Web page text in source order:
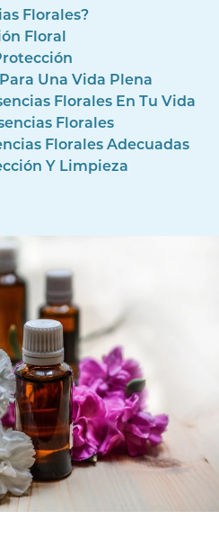
Florales?
Floral
Una Vida Plena
Florales En Tu Vida
Florales
Florales Adecuadas
Y Limpieza